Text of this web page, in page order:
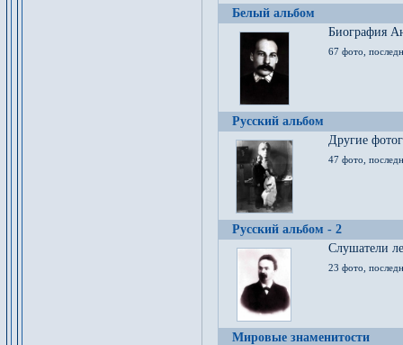
Белый альбом
Биография
67 фото,
Русский альбом
Другие
47 фото,
Русский альбом - 2
Cлушатели
23 фото,
Мировые знаменитости